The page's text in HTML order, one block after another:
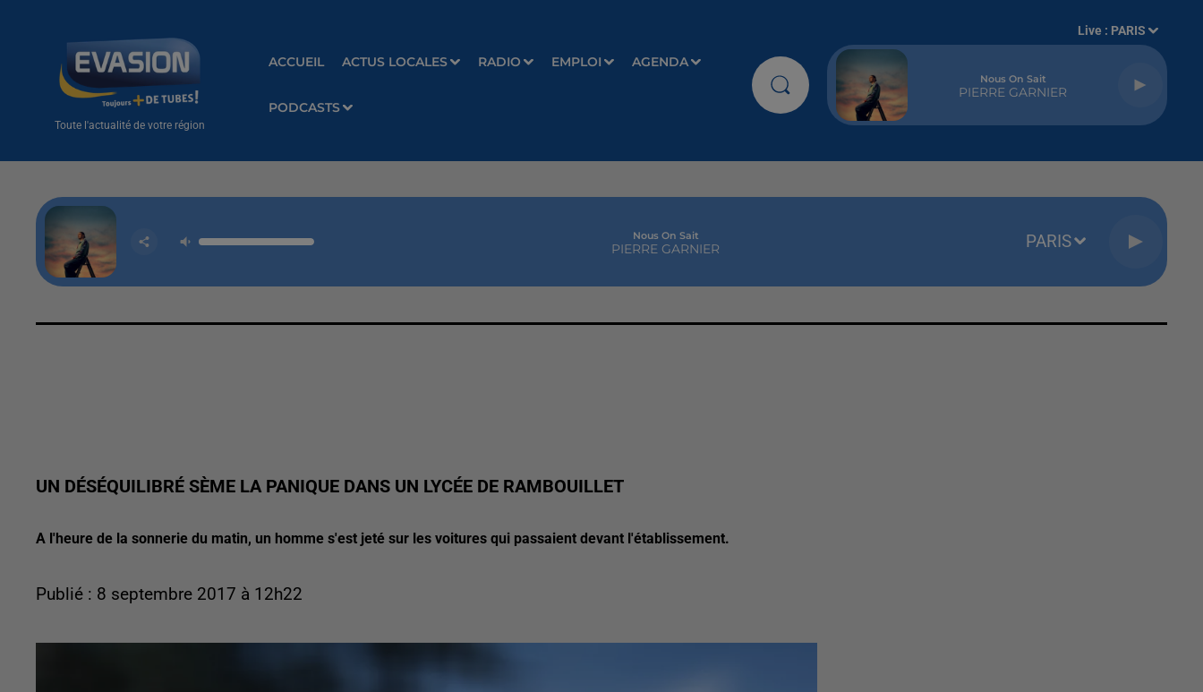
Toute l'actualité de votre région
ACCUEIL ACTUS LOCALES RADIO EMPLOI AGENDA
PODCASTS
Live : PARIS
Nous On Sait
PIERRE GARNIER
Nous On Sait
PIERRE GARNIER PARIS
UN DÉSÉQUILIBRÉ SÈME LA PANIQUE DANS UN LYCÉE DE RAMBOUILLET
A l'heure de la sonnerie du matin, un homme s'est jeté sur les voitures qui passaient devant l'établissement.
Publié : 8 septembre 2017 à 12h22